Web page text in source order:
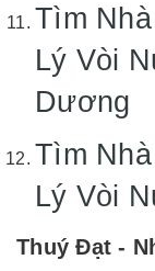
Tìm
Lý Vòi
Dương
Tìm
Lý Vòi
Thuý Đạt -